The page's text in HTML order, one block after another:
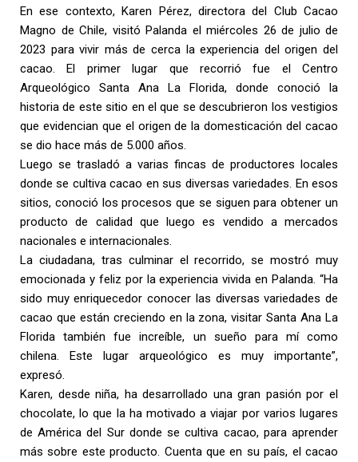
En ese contexto, Karen Pérez, directora del Club Cacao
Magno de Chile, visitó Palanda el miércoles 26 de julio de
2023 para vivir más de cerca la experiencia del origen del
cacao. El primer lugar que recorrió fue el Centro
Arqueológico Santa Ana La Florida, donde conoció la
historia de este sitio en el que se descubrieron los vestigios
que evidencian que el origen de la domesticación del cacao
se dio hace más de 5.000 años.
Luego se trasladó a varias fincas de productores locales
donde se cultiva cacao en sus diversas variedades. En esos
sitios, conoció los procesos que se siguen para obtener un
producto de calidad que luego es vendido a mercados
nacionales e internacionales.
La ciudadana, tras culminar el recorrido, se mostró muy
emocionada y feliz por la experiencia vivida en Palanda. “Ha
sido muy enriquecedor conocer las diversas variedades de
cacao que están creciendo en la zona, visitar Santa Ana La
Florida también fue increíble, un sueño para mí como
chilena. Este lugar arqueológico es muy importante”,
expresó.
Karen, desde niña, ha desarrollado una gran pasión por el
chocolate, lo que la ha motivado a viajar por varios lugares
de América del Sur donde se cultiva cacao, para aprender
más sobre este producto. Cuenta que en su país, el cacao